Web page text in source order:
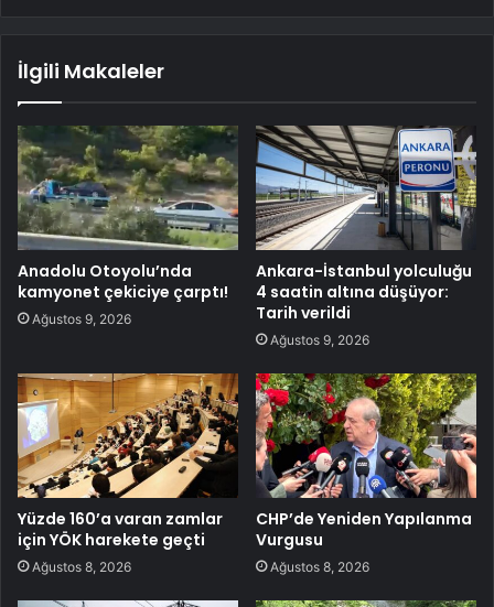
İlgili Makaleler
Anadolu Otoyolu’nda
kamyonet çekiciye çarptı!
Ağustos 9, 2026
Ankara-İstanbul yolculuğu
4 saatin altına düşüyor:
Tarih verildi
Ağustos 9, 2026
Yüzde 160’a varan zamlar
için YÖK harekete geçti
Ağustos 8, 2026
CHP’de Yeniden Yapılanma
Vurgusu
Ağustos 8, 2026